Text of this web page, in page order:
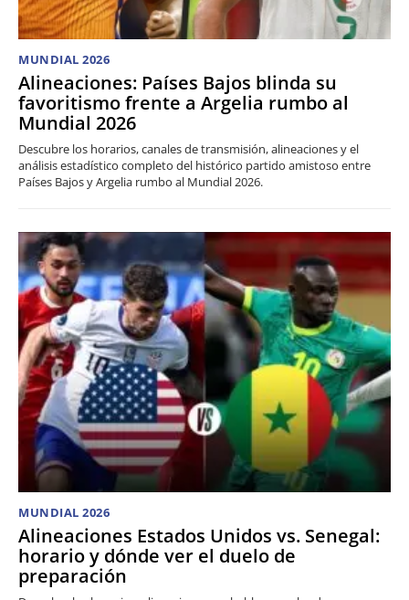
MUNDIAL 2026
Alineaciones: Países Bajos blinda su
favoritismo frente a Argelia rumbo al
Mundial 2026
Descubre los horarios, canales de transmisión, alineaciones y el
análisis estadístico completo del histórico partido amistoso entre
Países Bajos y Argelia rumbo al Mundial 2026.
MUNDIAL 2026
Alineaciones Estados Unidos vs. Senegal:
horario y dónde ver el duelo de
preparación